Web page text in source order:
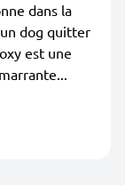
dans la
dog quitter
est une